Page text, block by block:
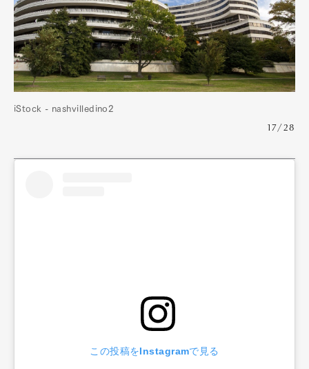
iStock - nashvilledino2
17/28
この投稿をInstagramで見る